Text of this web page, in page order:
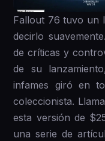
Fallout 76 tuvo un
decirlo
de críticas y
de su
infames giró en
coleccionista.
esta versión de
una serie de